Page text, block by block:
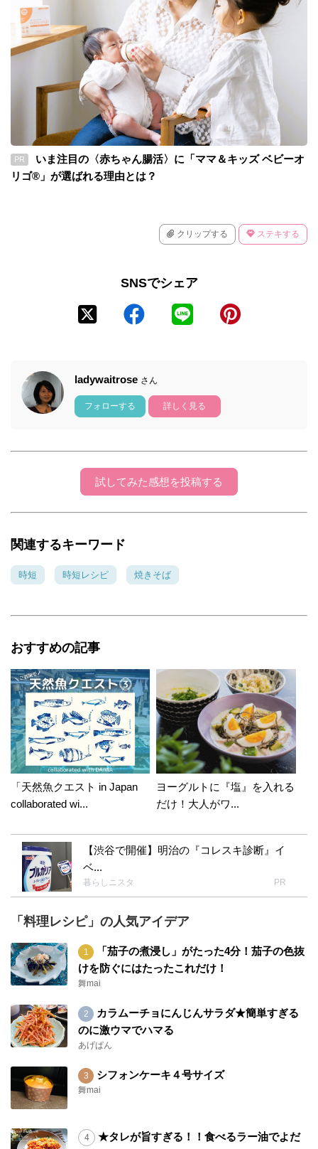
PR
いま注目の〈赤ちゃん腸活〉に「ママ＆キッズ ベビーオ
リゴ®」が選ばれる理由とは？
クリップする ステキする
SNSでシェア
ladywaitrose さん
フォローする 詳しく見る
試してみた感想を投稿する
関連するキーワード
時短 時短レシピ 焼きそば
おすすめの記事
「天然魚クエスト in Japan
collaborated wi...
ヨーグルトに『塩』を入れる
だけ！大人がワ...
【渋谷で開催】明治の『コレスキ診断』イ
ベ...
暮らしニスタ PR
「料理レシピ」の人気アイデア
「茄子の煮浸し」がたった4分！茄子の色抜
けを防ぐにはたったこれだけ！
舞mai
カラムーチョにんじんサラダ★簡単すぎる
のに激ウマでハマる
あげぱん
シフォンケーキ４号サイズ
舞mai
★タレが旨すぎる！！食べるラー油でよだ